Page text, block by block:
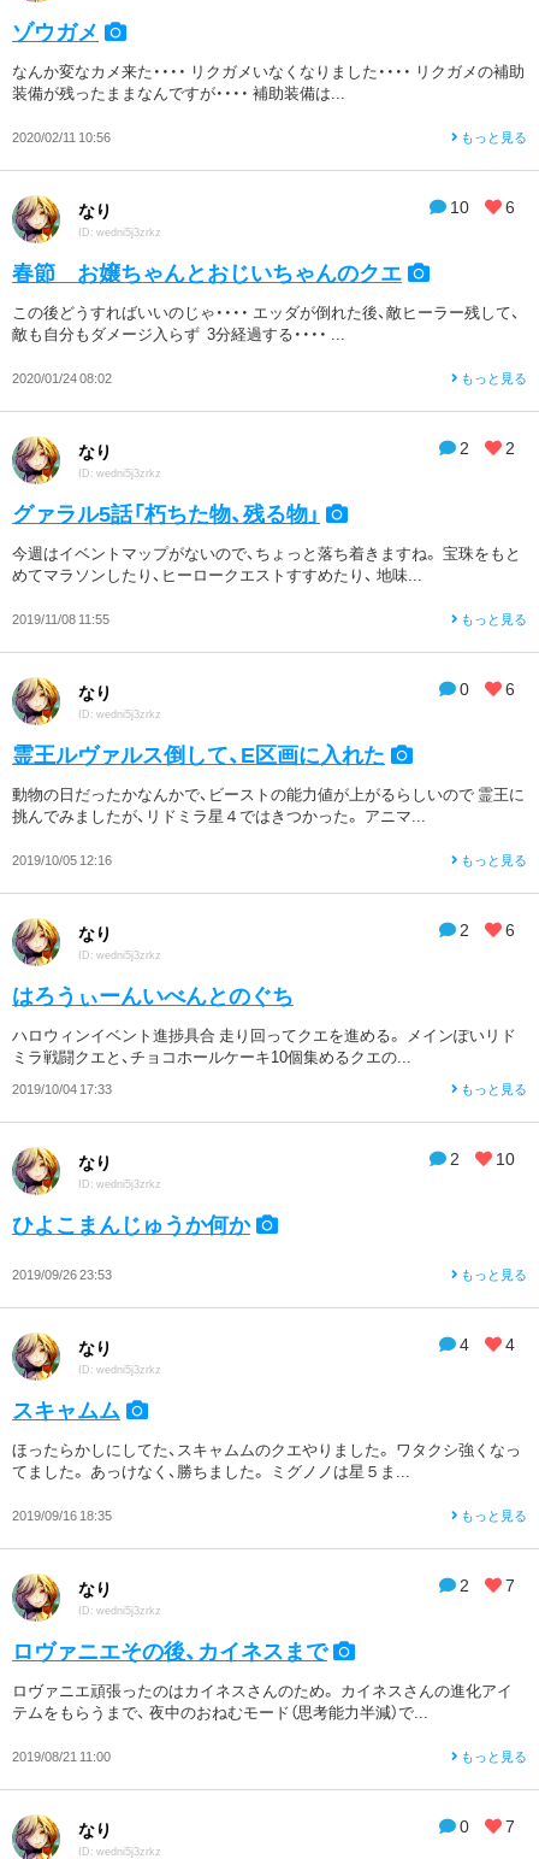
ゾウガメ
なんか変なカメ来た・・・・ リクガメいなくなりました・・・・ リクガメの補助
装備が残ったままなんですが・・・・ 補助装備は...
2020/02/11 10:56 もっと見る
10 6
なり
ID: wedni5j3zrkz
春節 お嬢ちゃんとおじいちゃんのクエ
この後どうすればいいのじゃ・・・・ エッダが倒れた後、敵ヒーラー残して、
敵も自分もダメージ入らず 3分経過する・・・・ ...
2020/01/24 08:02 もっと見る
2 2
なり
ID: wedni5j3zrkz
グァラル5話「朽ちた物、残る物」
今週はイベントマップがないので、ちょっと落ち着きますね。 宝珠をもと
めてマラソンしたり、ヒーロークエストすすめたり、 地味...
2019/11/08 11:55 もっと見る
0 6
なり
ID: wedni5j3zrkz
霊王ルヴァルス倒して、E区画に入れた
動物の日だったかなんかで、ビーストの能力値が上がるらしいので 霊王に
挑んでみましたが、リドミラ星４ではきつかった。 アニマ...
2019/10/05 12:16 もっと見る
2 6
なり
ID: wedni5j3zrkz
はろうぃーんいべんとのぐち
ハロウィンイベント進捗具合 走り回ってクエを進める。 メインぽいリド
ミラ戦闘クエと、チョコホールケーキ10個集めるクエの...
2019/10/04 17:33 もっと見る
2 10
なり
ID: wedni5j3zrkz
ひよこまんじゅうか何か
2019/09/26 23:53 もっと見る
4 4
なり
ID: wedni5j3zrkz
スキャムム
ほったらかしにしてた、スキャムムのクエやりました。 ワタクシ強くなっ
てました。 あっけなく、勝ちました。 ミグノノは星５ま...
2019/09/16 18:35 もっと見る
2 7
なり
ID: wedni5j3zrkz
ロヴァニエその後、カイネスまで
ロヴァニエ頑張ったのはカイネスさんのため。 カイネスさんの進化アイ
テムをもらうまで、 夜中のおねむモード（思考能力半減）で...
2019/08/21 11:00 もっと見る
0 7
なり
ID: wedni5j3zrkz